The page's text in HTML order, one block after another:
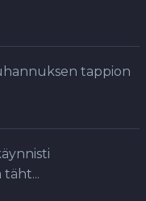
tappion
täht...